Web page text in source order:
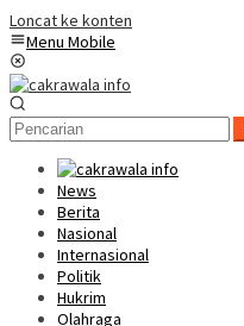
Loncat ke konten
Menu Mobile
News
Berita
Nasional
Internasional
Politik
Hukrim
Olahraga